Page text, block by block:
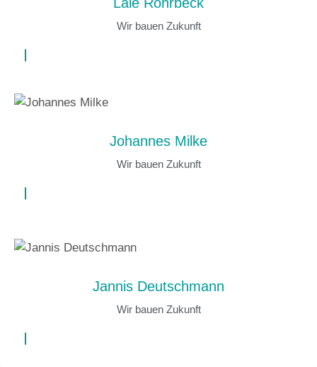
Wir bauen Zukunft
Johannes Milke
Wir bauen Zukunft
Jannis Deutschmann
Wir bauen Zukunft